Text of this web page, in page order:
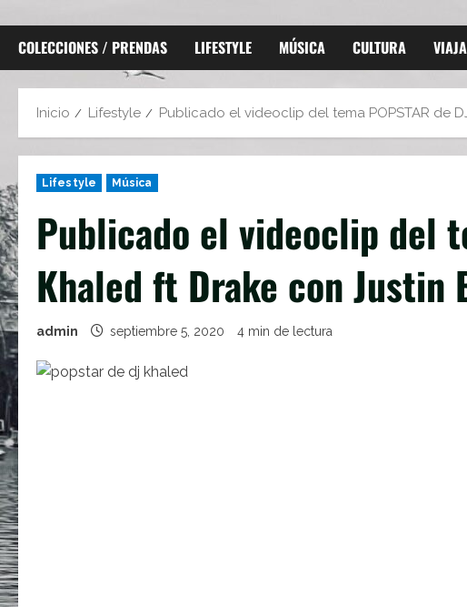
COLECCIONES / PRENDAS LIFESTYLE MÚSICA CULTURA
Inicio Lifestyle Publicado el videoclip del tema POPSTAR de
Lifestyle Música
Publicado el videoclip del
Khaled ft Drake con Justin
admin septiembre 5, 2020 4 min de lectura